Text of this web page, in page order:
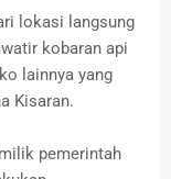
lokasi langsung
kobaran api
lainnya yang
Kisaran.
pemerintah